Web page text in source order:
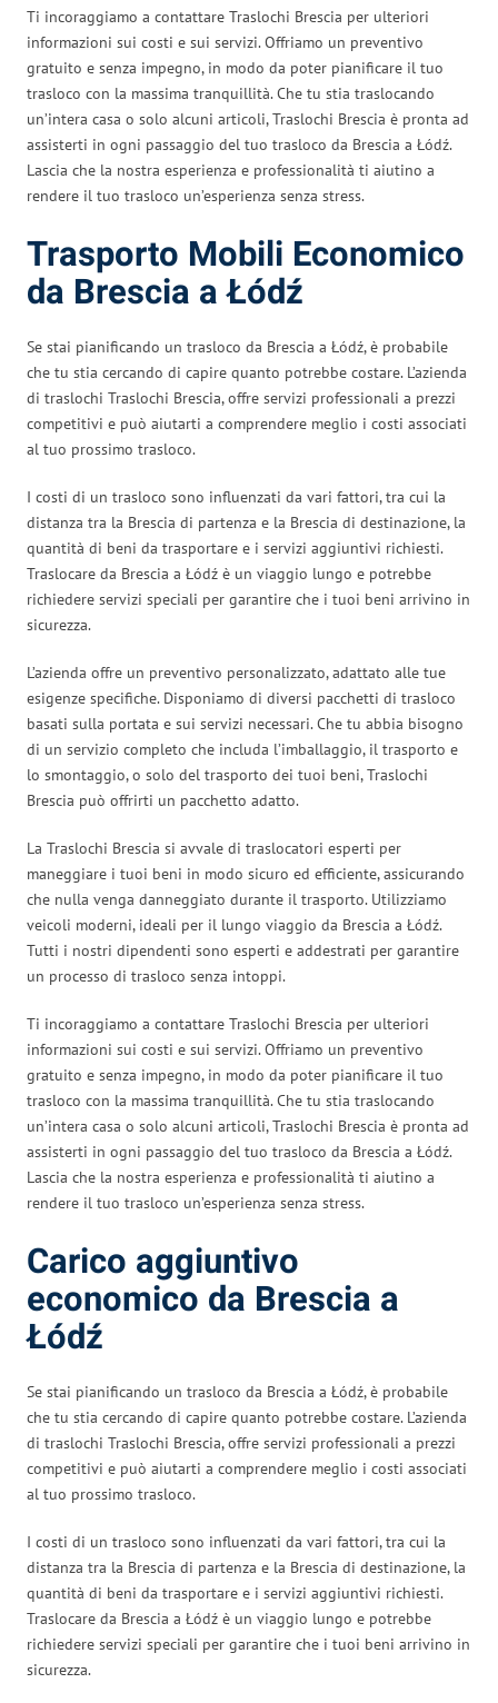
Ti incoraggiamo a contattare Traslochi Brescia per ulteriori
informazioni sui costi e sui servizi. Offriamo un preventivo
gratuito e senza impegno, in modo da poter pianificare il tuo
trasloco con la massima tranquillità. Che tu stia traslocando
un’intera casa o solo alcuni articoli, Traslochi Brescia è pronta ad
assisterti in ogni passaggio del tuo trasloco da Brescia a Łódź.
Lascia che la nostra esperienza e professionalità ti aiutino a
rendere il tuo trasloco un’esperienza senza stress.
Trasporto Mobili Economico
da Brescia a Łódź
Se stai pianificando un trasloco da Brescia a Łódź, è probabile
che tu stia cercando di capire quanto potrebbe costare. L’azienda
di traslochi Traslochi Brescia, offre servizi professionali a prezzi
competitivi e può aiutarti a comprendere meglio i costi associati
al tuo prossimo trasloco.
I costi di un trasloco sono influenzati da vari fattori, tra cui la
distanza tra la Brescia di partenza e la Brescia di destinazione, la
quantità di beni da trasportare e i servizi aggiuntivi richiesti.
Traslocare da Brescia a Łódź è un viaggio lungo e potrebbe
richiedere servizi speciali per garantire che i tuoi beni arrivino in
sicurezza.
L’azienda offre un preventivo personalizzato, adattato alle tue
esigenze specifiche. Disponiamo di diversi pacchetti di trasloco
basati sulla portata e sui servizi necessari. Che tu abbia bisogno
di un servizio completo che includa l’imballaggio, il trasporto e
lo smontaggio, o solo del trasporto dei tuoi beni, Traslochi
Brescia può offrirti un pacchetto adatto.
La Traslochi Brescia si avvale di traslocatori esperti per
maneggiare i tuoi beni in modo sicuro ed efficiente, assicurando
che nulla venga danneggiato durante il trasporto. Utilizziamo
veicoli moderni, ideali per il lungo viaggio da Brescia a Łódź.
Tutti i nostri dipendenti sono esperti e addestrati per garantire
un processo di trasloco senza intoppi.
Ti incoraggiamo a contattare Traslochi Brescia per ulteriori
informazioni sui costi e sui servizi. Offriamo un preventivo
gratuito e senza impegno, in modo da poter pianificare il tuo
trasloco con la massima tranquillità. Che tu stia traslocando
un’intera casa o solo alcuni articoli, Traslochi Brescia è pronta ad
assisterti in ogni passaggio del tuo trasloco da Brescia a Łódź.
Lascia che la nostra esperienza e professionalità ti aiutino a
rendere il tuo trasloco un’esperienza senza stress.
Carico aggiuntivo
economico da Brescia a
Łódź
Se stai pianificando un trasloco da Brescia a Łódź, è probabile
che tu stia cercando di capire quanto potrebbe costare. L’azienda
di traslochi Traslochi Brescia, offre servizi professionali a prezzi
competitivi e può aiutarti a comprendere meglio i costi associati
al tuo prossimo trasloco.
I costi di un trasloco sono influenzati da vari fattori, tra cui la
distanza tra la Brescia di partenza e la Brescia di destinazione, la
quantità di beni da trasportare e i servizi aggiuntivi richiesti.
Traslocare da Brescia a Łódź è un viaggio lungo e potrebbe
richiedere servizi speciali per garantire che i tuoi beni arrivino in
sicurezza.